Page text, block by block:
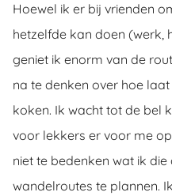
Hoewel ik er bij vrienden
hetzelfde kan doen (werk,
geniet ik enorm van de
na te denken over hoe
koken. Ik wacht tot de bel
voor lekkers er voor me
niet te bedenken wat ik
wandelroutes te plannen.